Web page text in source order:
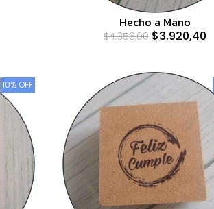
Hecho a Mano
$4.356,00 $3.920,40
10% OFF